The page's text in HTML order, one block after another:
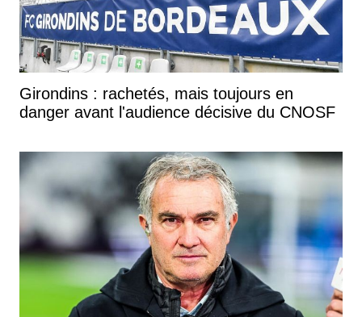
Girondins : rachetés, mais toujours en
danger avant l'audience décisive du CNOSF